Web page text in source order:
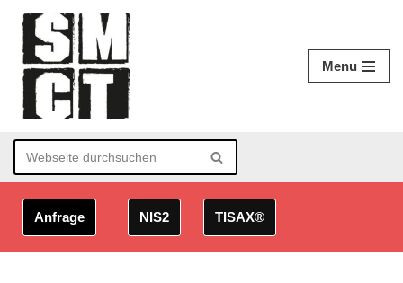
Zum
Inhalt
springen
Menu
Anfrage NIS2 TISAX®